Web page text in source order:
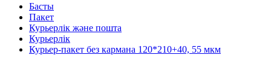
Басты
Пакет
Курьерлік және пошта
Курьерлік
Курьер-пакет без кармана 120*210+40, 55 мкм